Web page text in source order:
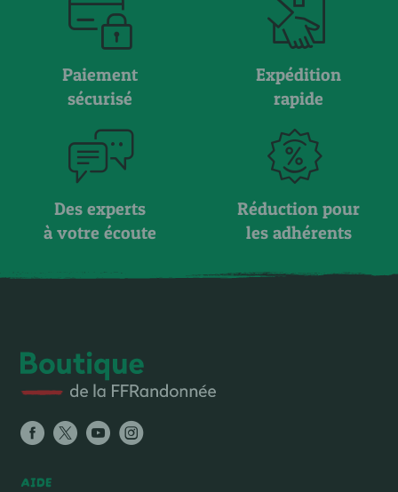
Paiement
sécurisé
Expédition
rapide
Des experts
à votre écoute
Réduction pour
les adhérents
AIDE